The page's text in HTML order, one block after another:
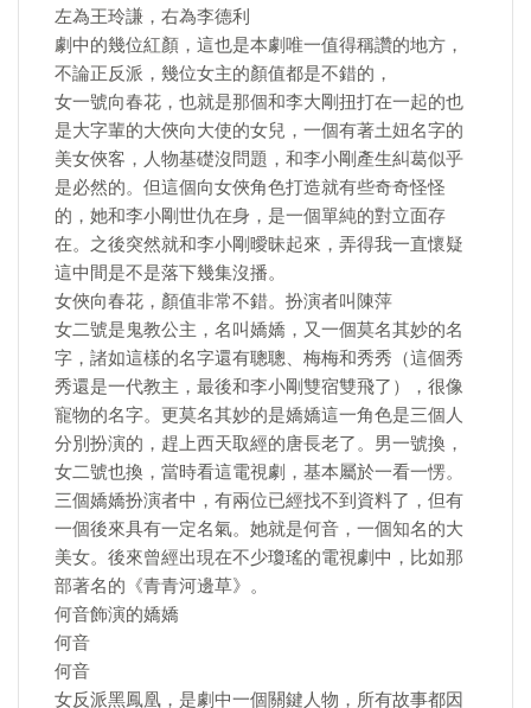
左為王玲謙，右為李德利
劇中的幾位紅顏，這也是本劇唯一值得稱讚的地方，
不論正反派，幾位女主的顏值都是不錯的，
女一號向春花，也就是那個和李大剛扭打在一起的也
是大字輩的大俠向大使的女兒，一個有著土妞名字的
美女俠客，人物基礎沒問題，和李小剛產生糾葛似乎
是必然的。但這個向女俠角色打造就有些奇奇怪怪
的，她和李小剛世仇在身，是一個單純的對立面存
在。之後突然就和李小剛曖昧起來，弄得我一直懷疑
這中間是不是落下幾集沒播。
女俠向春花，顏值非常不錯。扮演者叫陳萍
女二號是鬼教公主，名叫嬌嬌，又一個莫名其妙的名
字，諸如這樣的名字還有聰聰、梅梅和秀秀（這個秀
秀還是一代教主，最後和李小剛雙宿雙飛了），很像
寵物的名字。更莫名其妙的是嬌嬌這一角色是三個人
分別扮演的，趕上西天取經的唐長老了。男一號換，
女二號也換，當時看這電視劇，基本屬於一看一愣。
三個嬌嬌扮演者中，有兩位已經找不到資料了，但有
一個後來具有一定名氣。她就是何音，一個知名的大
美女。後來曾經出現在不少瓊瑤的電視劇中，比如那
部著名的《青青河邊草》。
何音飾演的嬌嬌
何音
何音
女反派黑鳳凰，是劇中一個關鍵人物，所有故事都因